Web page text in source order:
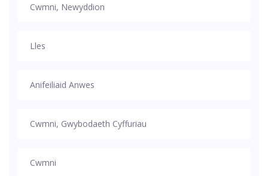
Cwmni, Newyddion
Lles
Anifeiliaid Anwes
Cwmni, Gwybodaeth Cyffuriau
Cwmni